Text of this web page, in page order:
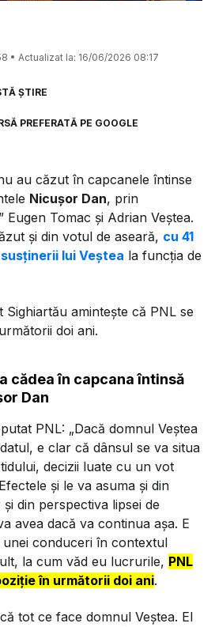
• Actualizat la: 16/06/2026 08:17
ȘTIRE
PREFERATĂ PE GOOGLE
au căzut în capcanele întinse
Nicușor Dan, prin
Eugen Tomac și Adrian Veștea.
și din votul de aseară, cu 41
lui Veștea la funcția de
amintește că PNL se
doi ani.
cădea în capcana întinsă
Dan
PNL: „Dacă domnul Veștea
e clar că dânsul se va situa
decizii luate cu un vot
și le va asuma și din
din perspectiva lipsei de
avea dacă va continua așa. E
unei conduceri în contextul
la cum văd eu lucrurile, PNL
în următorii doi ani.
tot ce face domnul Veștea. El